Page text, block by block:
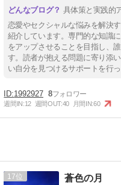
具体策と実践的
恋愛やセクシャルな悩みを解決
紹介しています。専門的な知識
をアップさせることを目指し、
す。読者が抱える問題に寄り添
い自分を見つけるサポートを行っ
1992927 8
週間IN:12 週間OUT:40 月間IN:60
17 蒼色の月